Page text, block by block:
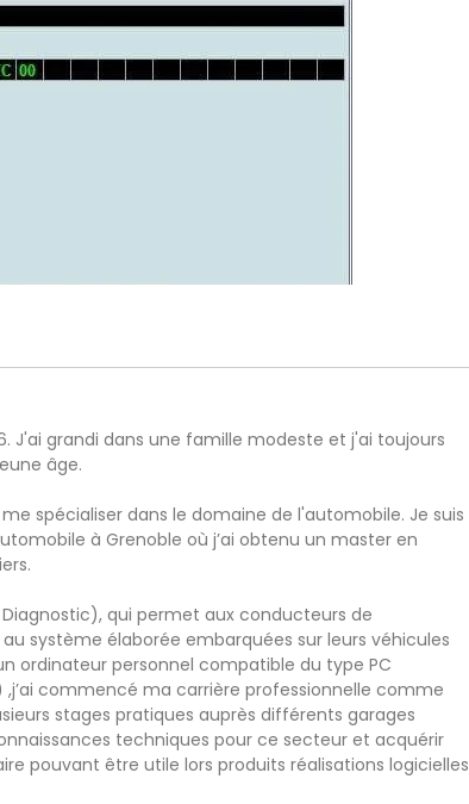
J'ai grandi dans une famille modeste et j'ai toujours
âge.
spécialiser dans le domaine de l'automobile. Je suis
à Grenoble où j’ai obtenu un master en
qui permet aux conducteurs de
système élaborée embarquées sur leurs véhicules
ordinateur personnel compatible du type PC
,j’ai commencé ma carrière professionnelle comme
stages pratiques auprès différents garages
techniques pour ce secteur et acquérir
pouvant être utile lors produits réalisations logicielles